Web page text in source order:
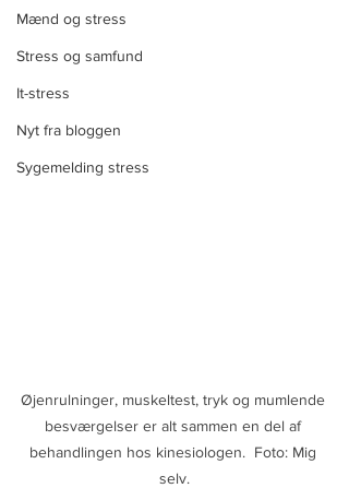
Mænd og stress
Stress og samfund
It-stress
Nyt fra bloggen
Sygemelding stress
Øjenrulninger, muskeltest, tryk og mumlende
besværgelser er alt sammen en del af
behandlingen hos kinesiologen.  Foto: Mig
selv.